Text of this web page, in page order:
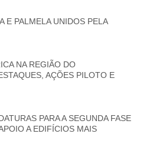
E PALMELA UNIDOS PELA
NA REGIÃO DO
AÇÕES PILOTO E
PARA A SEGUNDA FASE
A EDIFÍCIOS MAIS